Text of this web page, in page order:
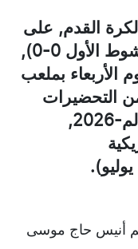
القدم, على
نظيره الهولندي بنتيجة (1-0, الشوط الأول 0-0),
الأربعاء بملعب
التحضيرات
للمشاركة في نهائيات كأس العالم-2026,
أنيس حاج موسى